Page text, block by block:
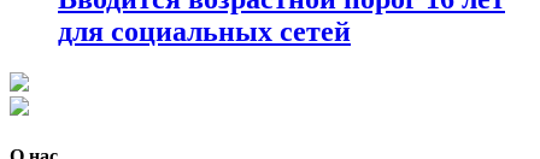
для социальных сетей